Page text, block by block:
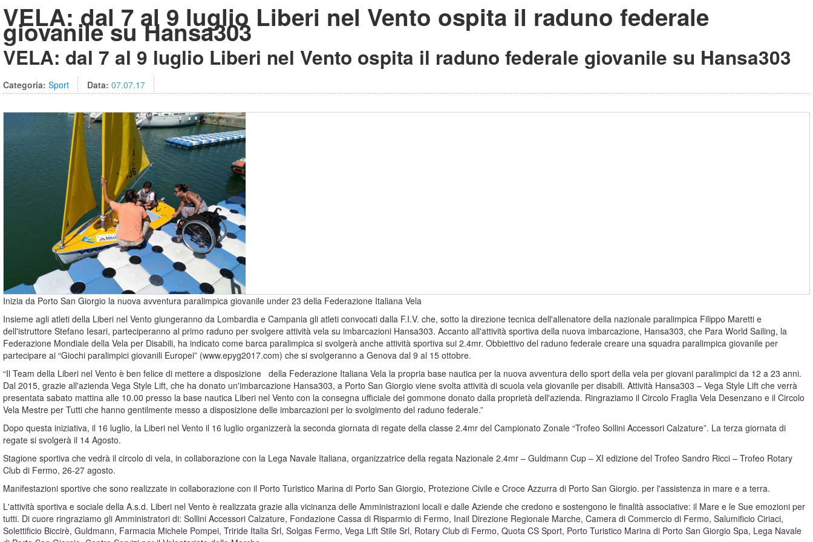
VELA: dal 7 al 9 luglio Liberi nel Vento ospita il raduno federale
giovanile su Hansa303
VELA: dal 7 al 9 luglio Liberi nel Vento ospita il raduno federale giovanile su Hansa303
Categoria: Sport Data: 07.07.17
Inizia da Porto San Giorgio la nuova avventura paralimpica giovanile under 23 della Federazione Italiana Vela
Insieme agli atleti della Liberi nel Vento giungeranno da Lombardia e Campania gli atleti convocati dalla F.I.V. che, sotto la direzione tecnica dell'allenatore della nazionale paralimpica Filippo Maretti e
dell'istruttore Stefano Iesari, parteciperanno al primo raduno per svolgere attività vela su imbarcazioni Hansa303. Accanto all'attività sportiva della nuova imbarcazione, Hansa303, che Para World Sailing, la
Federazione Mondiale della Vela per Disabili, ha indicato come barca paralimpica si svolgerà anche attività sportiva sui 2.4mr. Obbiettivo del raduno federale creare una squadra paralimpica giovanile per
partecipare ai “Giochi paralimpici giovanili Europei” (www.epyg2017.com) che si svolgeranno a Genova dal 9 al 15 ottobre.
“Il Team della Liberi nel Vento è ben felice di mettere a disposizione della Federazione Italiana Vela la propria base nautica per la nuova avventura dello sport della vela per giovani paralimpici da 12 a 23 anni.
Dal 2015, grazie all'azienda Vega Style Lift, che ha donato un'imbarcazione Hansa303, a Porto San Giorgio viene svolta attività di scuola vela giovanile per disabili. Attività Hansa303 – Vega Style Lift che verrà
presentata sabato mattina alle 10.00 presso la base nautica Liberi nel Vento con la consegna ufficiale del gommone donato dalla proprietà dell'azienda. Ringraziamo il Circolo Fraglia Vela Desenzano e il Circolo
Vela Mestre per Tutti che hanno gentilmente messo a disposizione delle imbarcazioni per lo svolgimento del raduno federale.”
Dopo questa iniziativa, il 16 luglio, la Liberi nel Vento il 16 luglio organizzerà la seconda giornata di regate della classe 2.4mr del Campionato Zonale “Trofeo Sollini Accessori Calzature”. La terza giornata di
regate si svolgerà il 14 Agosto.
Stagione sportiva che vedrà il circolo di vela, in collaborazione con la Lega Navale Italiana, organizzatrice della regata Nazionale 2.4mr – Guldmann Cup – XI edizione del Trofeo Sandro Ricci – Trofeo Rotary
Club di Fermo, 26-27 agosto.
Manifestazioni sportive che sono realizzate in collaborazione con il Porto Turistico Marina di Porto San Giorgio, Protezione Civile e Croce Azzurra di Porto San Giorgio. per l'assistenza in mare e a terra.
L'attività sportiva e sociale della A.s.d. Liberi nel Vento è realizzata grazie alla vicinanza delle Amministrazioni locali e dalle Aziende che credono e sostengono le finalità associative: il Mare e le Sue emozioni per
tutti. Di cuore ringraziamo gli Amministratori di: Sollini Accessori Calzature, Fondazione Cassa di Risparmio di Fermo, Inail Direzione Regionale Marche, Camera di Commercio di Fermo, Salumificio Ciriaci,
Solettificio Biccirè, Guldmann, Farmacia Michele Pompei, Triride Italia Srl, Solgas Fermo, Vega Lift Stile Srl, Rotary Club di Fermo, Quota CS Sport, Porto Turistico Marina di Porto San Giorgio Spa, Lega Navale